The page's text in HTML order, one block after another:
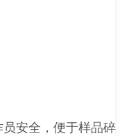
安全，便于样品碎